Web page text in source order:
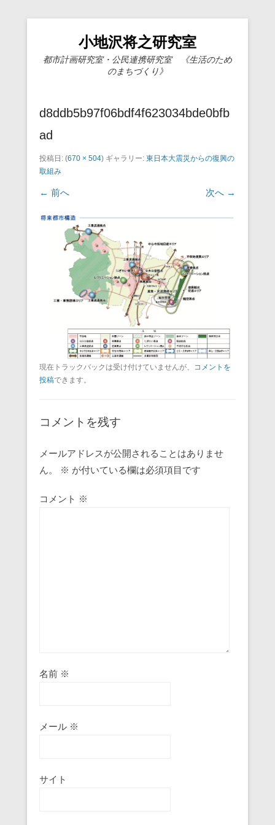
小地沢将之研究室
都市計画研究室・公民連携研究室 《生活のため
のまちづくり》
d8ddb5b97f06bdf4f623034bde0bfb
ad
投稿日: (670 × 504) ギャラリー: 東日本大震災からの復興の
取組み
← 前へ 次へ →
現在トラックバックは受け付けていませんが、
コメントを
投稿できます。
コメントを残す
メールアドレスが公開されることはありませ
ん。
※ が付いている欄は必須項目です
コメント ※
名前 ※
メール ※
サイト